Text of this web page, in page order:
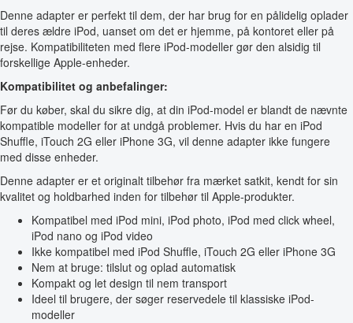
Denne adapter er perfekt til dem, der har brug for en pålidelig oplader
til deres ældre iPod, uanset om det er hjemme, på kontoret eller på
rejse. Kompatibiliteten med flere iPod-modeller gør den alsidig til
forskellige Apple-enheder.
Kompatibilitet og anbefalinger:
Før du køber, skal du sikre dig, at din iPod-model er blandt de nævnte
kompatible modeller for at undgå problemer. Hvis du har en iPod
Shuffle, iTouch 2G eller iPhone 3G, vil denne adapter ikke fungere
med disse enheder.
Denne adapter er et originalt tilbehør fra mærket satkit, kendt for sin
kvalitet og holdbarhed inden for tilbehør til Apple-produkter.
Kompatibel med iPod mini, iPod photo, iPod med click wheel,
iPod nano og iPod video
Ikke kompatibel med iPod Shuffle, iTouch 2G eller iPhone 3G
Nem at bruge: tilslut og oplad automatisk
Kompakt og let design til nem transport
Ideel til brugere, der søger reservedele til klassiske iPod-
modeller